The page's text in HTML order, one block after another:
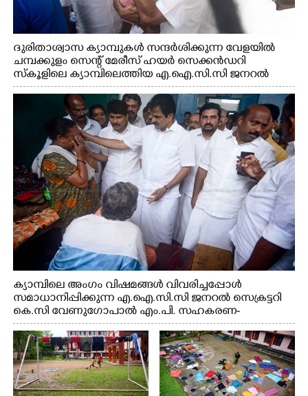
ദുരിതാശ്വാസ ക്യാമ്പുകൾ സന്ദർശിക്കുന്ന വേളയിൽ
ചമ്പക്കുളം സെന്റ് മേരീസ് ഹയർ സെക്കൻഡറി
സ്കൂളിലെ ക്യാമ്പിലെത്തിയ എ.ഐ.സി.സി ജനറൽ
സെക്രട്ടറി കെ.സി വേണുഗോപാൽ എം.പി കുരുന്നിനെ
എടുത്ത് ലാളിച്ചപ്പോൾ. സഹകരണ-എക്സൈസ്
വകുപ്പ് മന്ത്രി എം. ലിജു, കൃഷിവകുപ്പ് മന്ത്രി ടി. സിദ്ദിഖ്,
റെജി ചെറിയാൻ എം. എൽ. എ എന്നിവർ സമീപം
ക്യാമ്പിലെ അംഗം വിഷമങ്ങൾ വിവരിച്ചപ്പോൾ
സമാധാനിപ്പിക്കുന്ന എ.ഐ.സി.സി ജനറൽ സെക്രട്ടറി
കെ.സി വേണുഗോപാൽ എം.പി. സഹകരണ-
എക്സൈസ് വകുപ്പ് മന്ത്രി എം. ലിജു, എന്നിവർ